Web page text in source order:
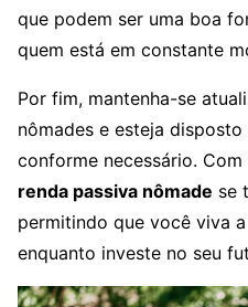
que podem ser uma boa
quem está em constante
Por fim, mantenha-se
nômades e esteja
conforme necessário.
renda passiva nômade se
permitindo que você viva
enquanto investe no seu